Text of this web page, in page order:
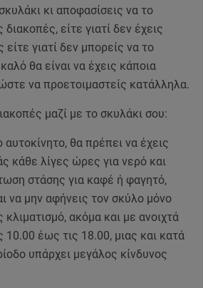
κι αποφασίσεις να το
είτε γιατί δεν έχεις
γιατί δεν μπορείς να το
θα είναι να έχεις κάποια
να προετοιμαστείς κατάλληλα.
μαζί με το σκυλάκι σου:
αυτοκίνητο, θα πρέπει να έχεις
κάθε λίγες ώρες για νερό και
στάσης για καφέ ή φαγητό,
να μην αφήνεις τον σκύλο μόνο
ακόμα και με ανοιχτά
10.00 έως τις 18.00, μιας και κατά
υπάρχει μεγάλος κίνδυνος